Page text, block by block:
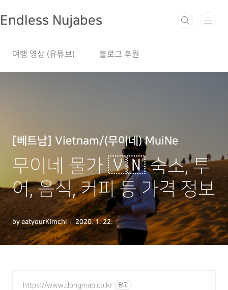
Endless Nujabes
여행 영상 (유튜브) 블로그 후원
[베트남] Vietnam/(무이네) MuiNe
무이네 물가 🇻🇳 숙소, 투
어, 음식, 커피 등 가격 정보
by eatyourKimchi 2020. 1. 22.
https://www.dongmap.co.kr 광고